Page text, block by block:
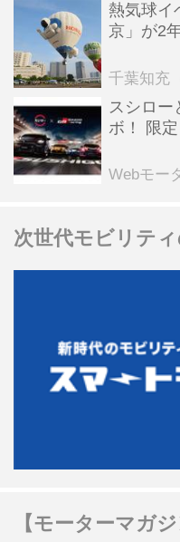
熱気球イ
京」が2
ンテンツ
千葉知充
スシロー
ボ！ 限
る抽選企
Webモー
次世代モビリテ
【モーターマガ